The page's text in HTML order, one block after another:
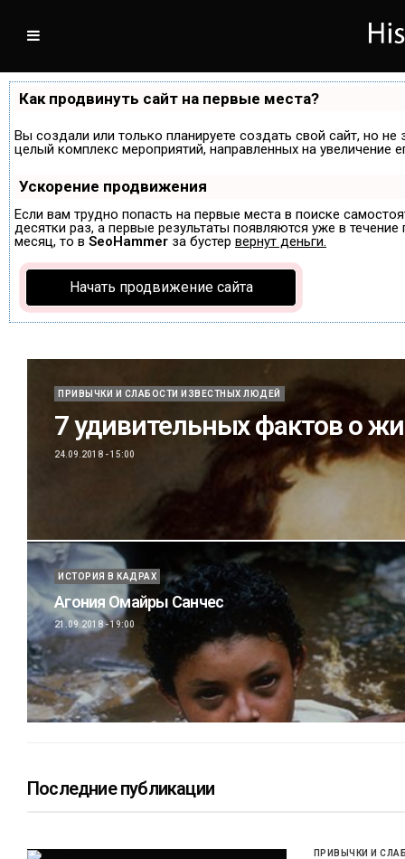
Как продвинуть сайт на первые места?
Вы создали или только планируете создать свой сайт, но
целый комплекс мероприятий, направленных на
Ускорение продвижения
Если вам трудно попасть на первые места в поиске
десятки раз, а первые результаты появляются уже в
месяц, то в SeoHammer за бустер вернут деньги.
Начать продвижение сайта
ПРИВЫЧКИ И СЛАБОСТИ ИЗВЕСТНЫХ ЛЮДЕЙ
7 удивительных фактов о
24.09.2018 - 15:00
ИСТОРИЯ В КАДРАХ
Агония Омайры Санчес
21.09.2018 - 19:00
Последние публикации
ПРИВЫЧКИ И